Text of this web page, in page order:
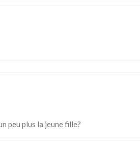
peu plus la jeune fille?